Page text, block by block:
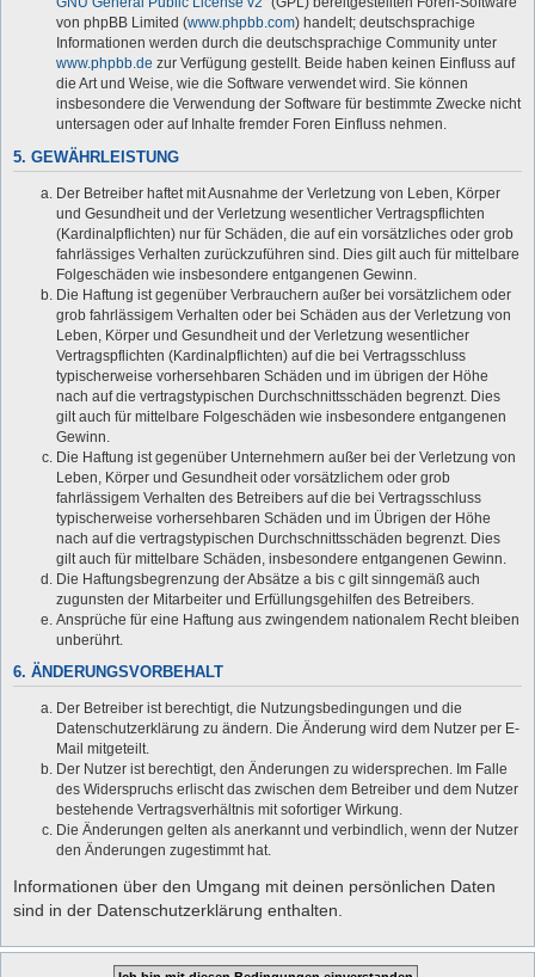
von phpBB Limited (www.phpbb.com) handelt; deutschsprachige
Informationen werden durch die deutschsprachige Community unter
www.phpbb.de zur Verfügung gestellt. Beide haben keinen Einfluss auf
die Art und Weise, wie die Software verwendet wird. Sie können
insbesondere die Verwendung der Software für bestimmte Zwecke nicht
untersagen oder auf Inhalte fremder Foren Einfluss nehmen.
5. GEWÄHRLEISTUNG
Der Betreiber haftet mit Ausnahme der Verletzung von Leben, Körper
und Gesundheit und der Verletzung wesentlicher Vertragspflichten
(Kardinalpflichten) nur für Schäden, die auf ein vorsätzliches oder grob
fahrlässiges Verhalten zurückzuführen sind. Dies gilt auch für mittelbare
Folgeschäden wie insbesondere entgangenen Gewinn.
Die Haftung ist gegenüber Verbrauchern außer bei vorsätzlichem oder
grob fahrlässigem Verhalten oder bei Schäden aus der Verletzung von
Leben, Körper und Gesundheit und der Verletzung wesentlicher
Vertragspflichten (Kardinalpflichten) auf die bei Vertragsschluss
typischerweise vorhersehbaren Schäden und im übrigen der Höhe
nach auf die vertragstypischen Durchschnittsschäden begrenzt. Dies
gilt auch für mittelbare Folgeschäden wie insbesondere entgangenen
Gewinn.
Die Haftung ist gegenüber Unternehmern außer bei der Verletzung von
Leben, Körper und Gesundheit oder vorsätzlichem oder grob
fahrlässigem Verhalten des Betreibers auf die bei Vertragsschluss
typischerweise vorhersehbaren Schäden und im Übrigen der Höhe
nach auf die vertragstypischen Durchschnittsschäden begrenzt. Dies
gilt auch für mittelbare Schäden, insbesondere entgangenen Gewinn.
Die Haftungsbegrenzung der Absätze a bis c gilt sinngemäß auch
zugunsten der Mitarbeiter und Erfüllungsgehilfen des Betreibers.
Ansprüche für eine Haftung aus zwingendem nationalem Recht bleiben
unberührt.
6. ÄNDERUNGSVORBEHALT
Der Betreiber ist berechtigt, die Nutzungsbedingungen und die
Datenschutzerklärung zu ändern. Die Änderung wird dem Nutzer per E-
Mail mitgeteilt.
Der Nutzer ist berechtigt, den Änderungen zu widersprechen. Im Falle
des Widerspruchs erlischt das zwischen dem Betreiber und dem Nutzer
bestehende Vertragsverhältnis mit sofortiger Wirkung.
Die Änderungen gelten als anerkannt und verbindlich, wenn der Nutzer
den Änderungen zugestimmt hat.
Informationen über den Umgang mit deinen persönlichen Daten
sind in der Datenschutzerklärung enthalten.